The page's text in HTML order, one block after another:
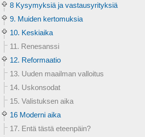
8 Kysymyksiä ja vastausyrityksiä
9. Muiden kertomuksia
10. Keskiaika
11. Renesanssi
12. Reformaatio
13. Uuden maailman valloitus
14. Uskonsodat
15. Valistuksen aika
16 Moderni aika
17. Entä tästä eteenpäin?